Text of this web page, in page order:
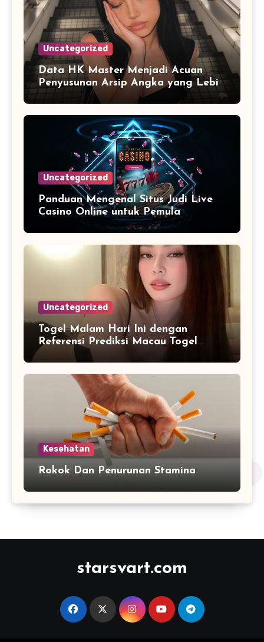
Uncategorized
Data HK Master Menjadi Acuan
Penyusunan Arsip Angka yang Lebih
Terstruktur
Uncategorized
Panduan Mengenal Situs Judi Live
Casino Online untuk Pemula
Uncategorized
Togel Malam Hari Ini dengan
Referensi Prediksi Macau Togel
yang Lebih Terstruktur
Kesehatan
Rokok Dan Penurunan Stamina
starsvart.com